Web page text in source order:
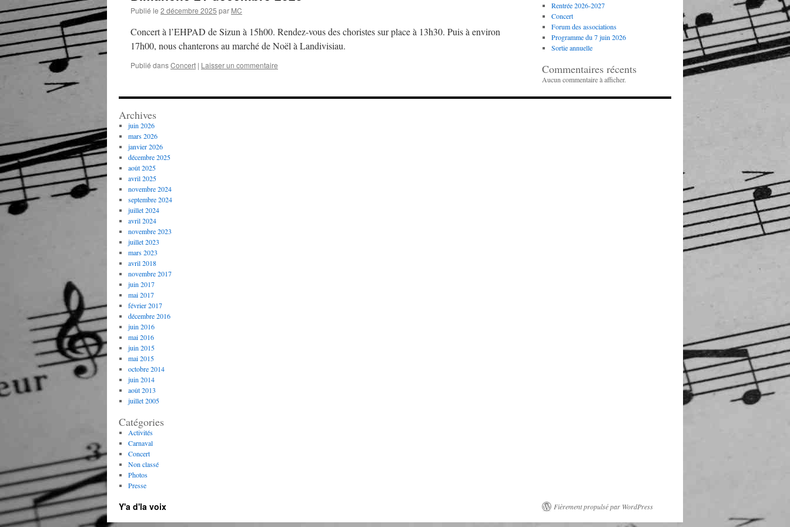
Publié le 2 décembre 2025 par MC
Concert à l’EHPAD de Sizun à 15h00. Rendez-vous des choristes sur place à 13h30. Puis à environ
17h00, nous chanterons au marché de Noël à Landivisiau.
Publié dansConcert | Laisser un commentaire
Rentrée 2026-2027
Concert
Forum des associations
Programme du 7 juin 2026
Sortie annuelle
Commentaires récents
Aucun commentaire à afficher.
Archives
juin 2026
mars 2026
janvier 2026
décembre 2025
août 2025
avril 2025
novembre 2024
septembre 2024
juillet 2024
avril 2024
novembre 2023
juillet 2023
mars 2023
avril 2018
novembre 2017
juin 2017
mai 2017
février 2017
décembre 2016
juin 2016
mai 2016
juin 2015
mai 2015
octobre 2014
juin 2014
août 2013
juillet 2005
Catégories
Activités
Carnaval
Concert
Non classé
Photos
Presse
Y'a d'la voix Fièrement propulsé par WordPress